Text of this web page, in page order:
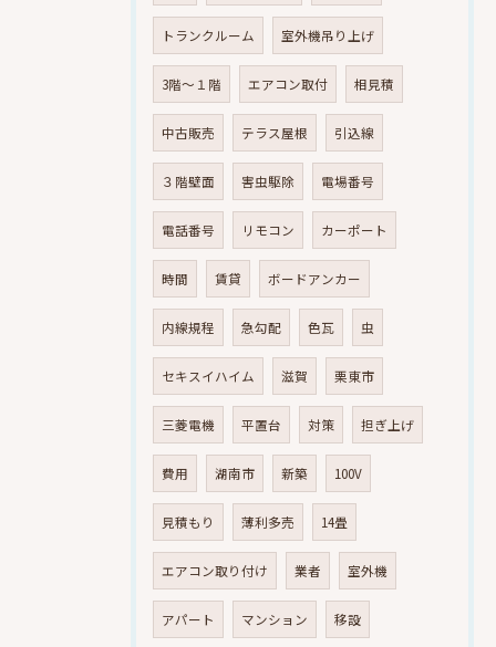
トランクルーム 室外機吊り上げ
3階～１階 エアコン取付 相見積
中古販売 テラス屋根 引込線
３階壁面 害虫駆除 電場番号
電話番号 リモコン カーポート
時間 賃貸 ボードアンカー
内線規程 急勾配 色瓦 虫
セキスイハイム 滋賀 栗東市
三菱電機 平置台 対策 担ぎ上げ
費用 湖南市 新築 100V
見積もり 薄利多売 14畳
エアコン取り付け 業者 室外機
アパート マンション 移設